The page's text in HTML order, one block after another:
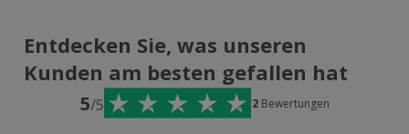
Entdecken Sie, was unseren
Kunden am besten gefallen hat
5/5 2 Bewertungen